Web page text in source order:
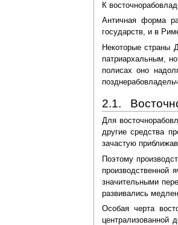
К
Античная форма
государств, и в
Некоторые страны
патриархальным,
полисах оно
2.1.
Для
другие средства
зачастую
Поэтому
производственной
значительными
развивались
Особая черта
централизованной